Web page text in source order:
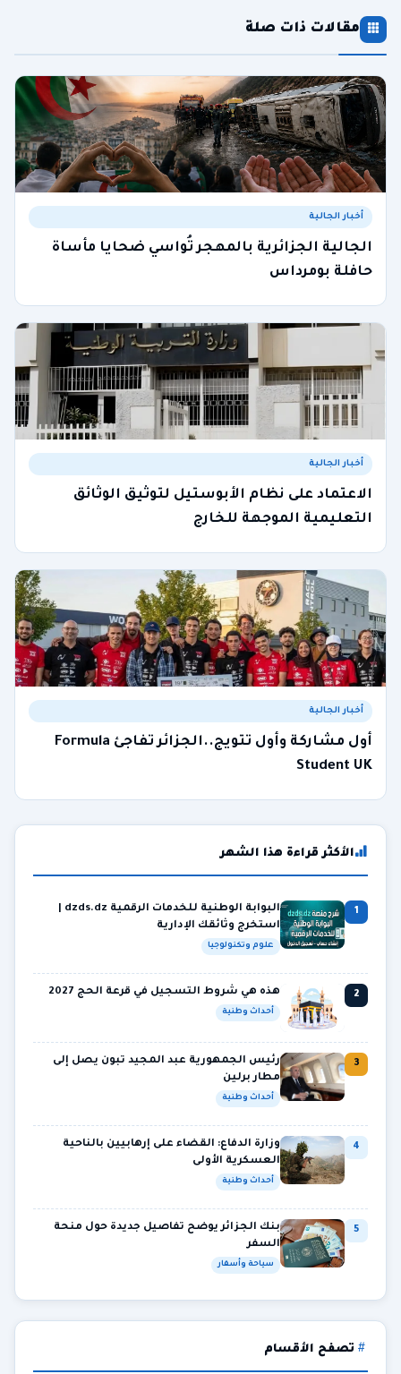
مقالات ذات صلة
أخبار الجالية
الجالية الجزائرية بالمهجر تُواسي ضحايا مأساة
حافلة بومرداس
أخبار الجالية
الاعتماد على نظام الأبوستيل لتوثيق الوثائق
التعليمية الموجهة للخارج
أخبار الجالية
أول مشاركة وأول تتويج..الجزائر تفاجئ Formula
Student UK
الأكثر قراءة هذا الشهر
1
استخرج وثائقك الإدارية
علوم وتكنولوجيا
2 هذه هي شروط التسجيل في قرعة الحج 2027
أحداث وطنية
3
رئيس الجمهورية عبد المجيد تبون يصل إلى
مطار برلين
أحداث وطنية
4
وزارة الدفاع: القضاء على إرهابيين بالناحية
العسكرية الأولى
أحداث وطنية
5
بنك الجزائر يوضح تفاصيل جديدة حول منحة
السفر
سياحة وأسفار
تصفح الأقسام